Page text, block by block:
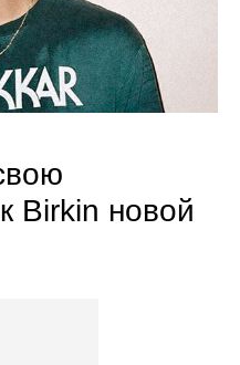
Birkin новой